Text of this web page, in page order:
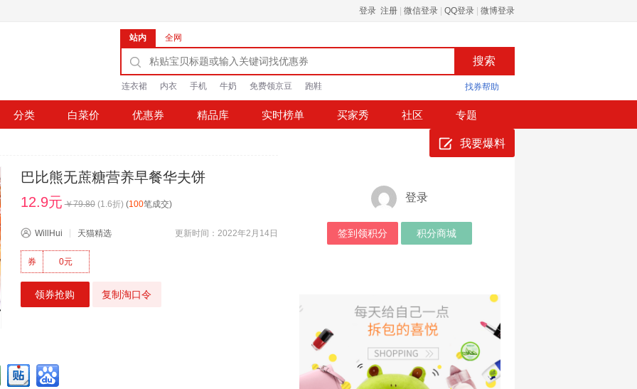
登录 注册 微信登录 QQ登录 微博登录
站内 全网
连衣裙 内衣 手机 牛奶 免费领京豆 跑鞋 找券帮助
分类 白菜价 优惠券 精品库 实时榜单 买家秀 社区 专题
我要爆料
巴比熊无蔗糖营养早餐华夫饼
12.9元 ￥79.80 (1.6折) (100笔成交)
WillHui 天猫精选 更新时间：2022年2月14日
0元
券
领券抢购 复制淘口令
登录
签到领积分 积分商城